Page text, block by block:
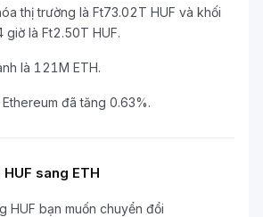
thị trường là Ft73.02T HUF và khối
là Ft2.50T HUF.
là 121M ETH.
đã tăng 0.63%.
sang ETH
HUF bạn muốn chuyển đổi